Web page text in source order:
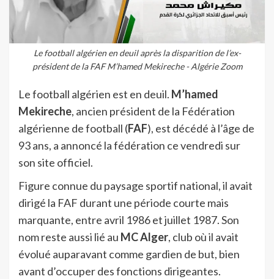
Le football algérien en deuil après la disparition de l’ex-
président de la FAF M’hamed Mekireche - Algérie Zoom
Le football algérien est en deuil. M’hamed
Mekireche, ancien président de la Fédération
algérienne de football (FAF), est décédé à l’âge de
93 ans, a annoncé la fédération ce vendredi sur
son site officiel.
Figure connue du paysage sportif national, il avait
dirigé la FAF durant une période courte mais
marquante, entre avril 1986 et juillet 1987. Son
nom reste aussi lié au MC Alger, club où il avait
évolué auparavant comme gardien de but, bien
avant d’occuper des fonctions dirigeantes.